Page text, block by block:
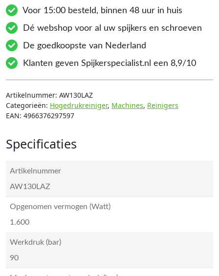
Voor 15:00 besteld, binnen 48 uur in huis
Dé webshop voor al uw spijkers en schroeven
De goedkoopste van Nederland
Klanten geven Spijkerspecialist.nl een 8,9/10
Artikelnummer: AW130LAZ
Categorieën: Hogedrukreiniger, Machines, Reinigers
EAN: 4966376297597
Specificaties
Artikelnummer
AW130LAZ
Opgenomen vermogen (Watt)
1.600
Werkdruk (bar)
90